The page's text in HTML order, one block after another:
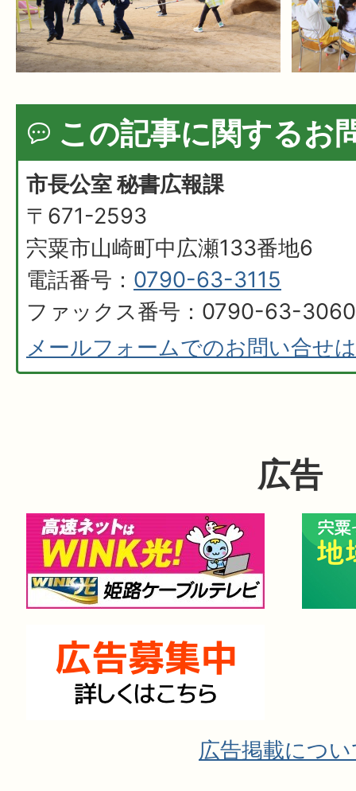
この記事に関するお
市長公室 秘書広報課
〒671-2593
宍粟市山崎町中広瀬133番地6
電話番号： 0790-63-3115
ファックス番号：0790-63-3060
メールフォームでのお問い合せ
広告
広告掲載につ